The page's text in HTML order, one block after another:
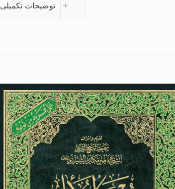
توضیحات تکمیلی